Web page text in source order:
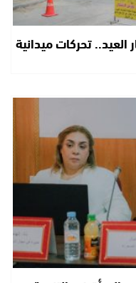
تحركات ميدانية